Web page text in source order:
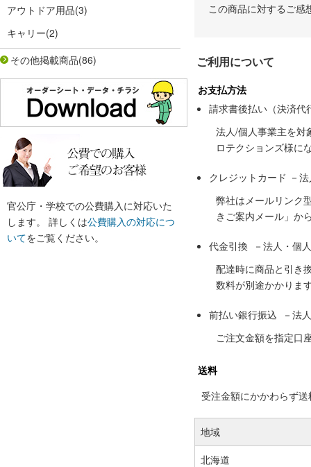
アウトドア用品(3)
キャリー(2)
その他掲載商品(86)
官公庁・学校での公費購入に対応いた
します。 詳しくは公費購入の対応につ
いてをご覧ください。
この商品に対するご感
ご利用について
お支払方法
請求書後払い（決済代
法人/個人事業主を対
ロテクションズ様に
クレジットカード －
弊社はメールリンク
きご案内メール」か
代金引換 －法人・個
配達時に商品と引き
数料が別途かかりま
前払い銀行振込 －法
ご注文金額を指定口
送料
受注金額にかかわらず
地域
北海道